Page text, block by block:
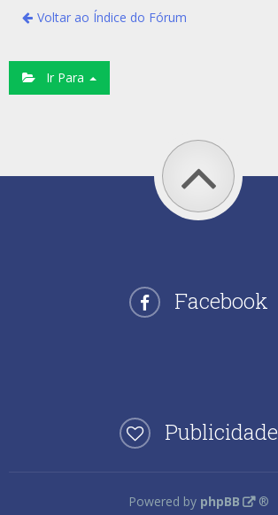
Voltar ao Índice do Fórum
Ir Para
Facebook
Publicidade
Powered by phpBB ®